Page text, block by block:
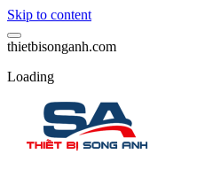
Skip to content
thietbisonganh.com
Loading